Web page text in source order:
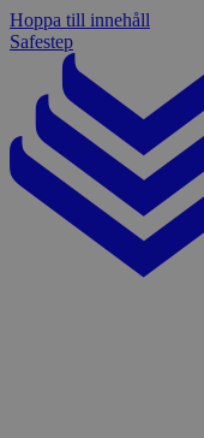
Hoppa till innehåll
Safestep